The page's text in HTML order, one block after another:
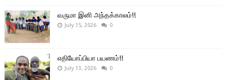
வருமா இனி அந்தக்காலம்!!
July 15, 2026 0
எதியோப்பியா பயணம்!!
July 13, 2026 0